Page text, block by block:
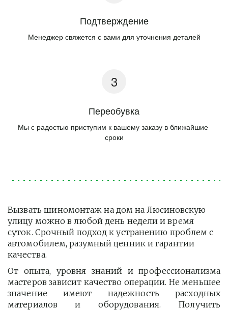
Подтверждение
Менеджер свяжется с вами для уточнения деталей
Переобувка
Мы с радостью приступим к вашему заказу в ближайшие
сроки
Вызвать шиномонтаж на дом на Люсиновскую
улицу можно в любой день недели и время
суток. Срочный подход к устранению проблем с
автомобилем, разумный ценник и гарантии
качества.
От опыта, уровня знаний и профессионализма
мастеров зависит качество операции. Не меньшее
значение имеют надежность расходных
материалов и оборудования. Получить